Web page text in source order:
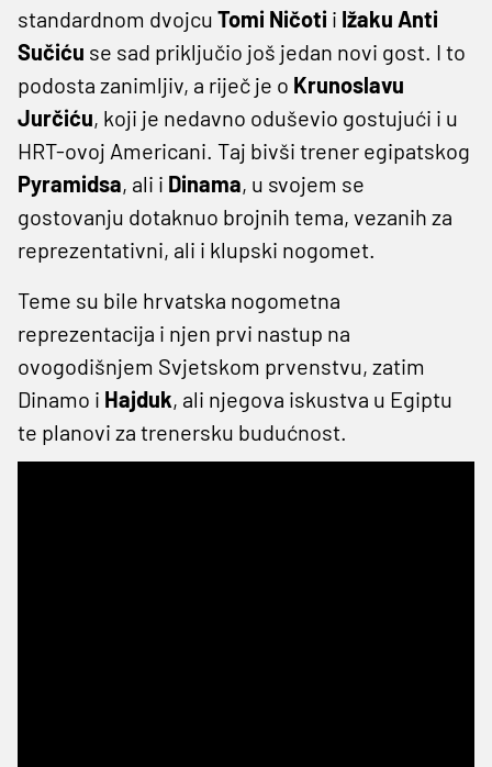
standardnom dvojcu Tomi Ničoti i Ižaku Anti
Sučiću se sad priključio još jedan novi gost. I to
podosta zanimljiv, a riječ je o Krunoslavu
Jurčiću, koji je nedavno oduševio gostujući i u
HRT-ovoj Americani. Taj bivši trener egipatskog
Pyramidsa, ali i Dinama, u svojem se
gostovanju dotaknuo brojnih tema, vezanih za
reprezentativni, ali i klupski nogomet.
Teme su bile hrvatska nogometna
reprezentacija i njen prvi nastup na
ovogodišnjem Svjetskom prvenstvu, zatim
Dinamo i Hajduk, ali njegova iskustva u Egiptu
te planovi za trenersku budućnost.